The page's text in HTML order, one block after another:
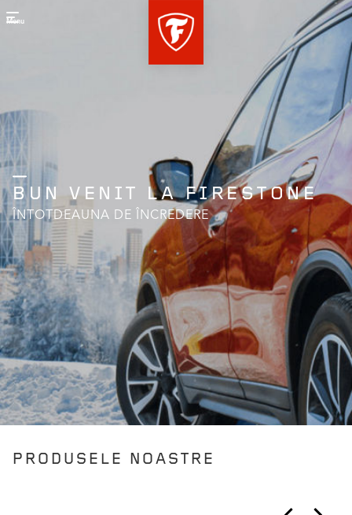
Menu
BUN VENIT LA FIRESTONE
ÎNTOTDEAUNA DE ÎNCREDERE
PRODUSELE NOASTRE